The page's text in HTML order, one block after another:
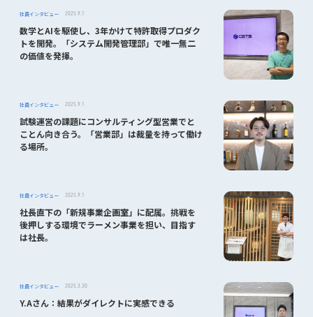
社員インタビュー 2025.9.1
数学とAIを駆使し、3年かけて特許取得プロダク
トを開発。「システム開発管理部」で唯一無二
の価値を発揮。
社員インタビュー 2025.9.1
試験運営の課題にコンサルティング型営業でと
ことん向き合う。「営業部」は裁量を持って働け
る場所。
社員インタビュー 2025.9.1
社長直下の「新規事業企画室」に配属。挑戦を
後押しする環境でラーメン事業を担い、目指す
は社長。
社員インタビュー 2025.3.30
Y.Aさん：結果がダイレクトに実感できる